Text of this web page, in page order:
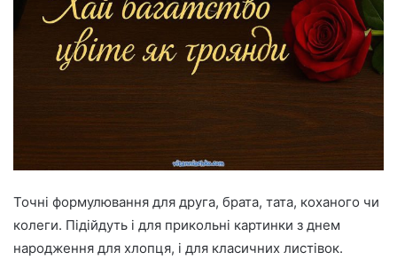
Точні формулювання для друга, брата, тата, коханого чи
колеги. Підійдуть і для прикольні картинки з днем
народження для хлопця, і для класичних листівок.